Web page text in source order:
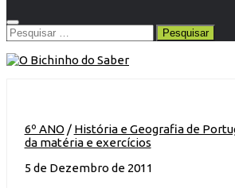
Pesquisar
por:
6º ANO / História e Geografia de
da matéria e exercícios
5 de Dezembro de 2011